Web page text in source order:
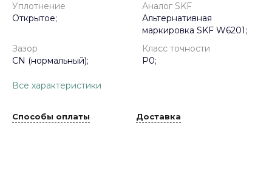
Уплотнение
Открытое;
Аналог SKF
Альтернативная
маркировка SKF W6201;
Зазор
CN (нормальный);
Класс точности
P0;
Все характеристики
Способы оплаты Доставка